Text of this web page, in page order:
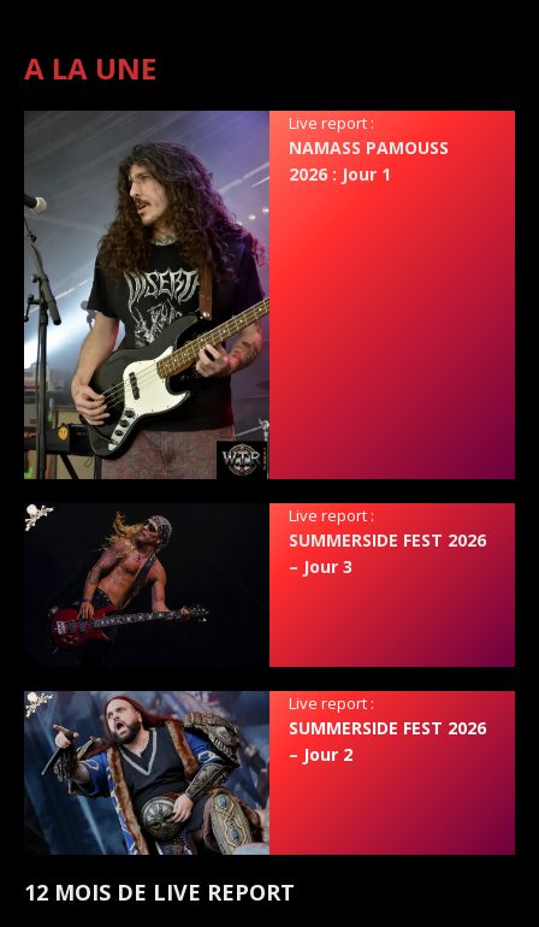
A LA UNE
Live report :
NAMASS PAMOUSS
2026 : Jour 1
Live report :
SUMMERSIDE FEST 2026
– Jour 3
Live report :
SUMMERSIDE FEST 2026
– Jour 2
12 MOIS DE LIVE REPORT